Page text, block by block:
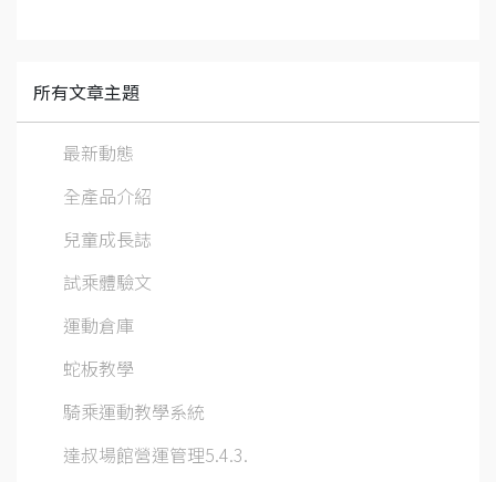
所有文章主題
最新動態
全產品介紹
兒童成長誌
試乘體驗文
運動倉庫
蛇板教學
騎乘運動教學系統
達叔場館營運管理5.4.3.